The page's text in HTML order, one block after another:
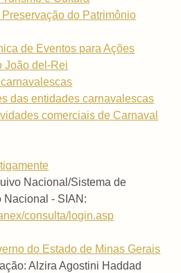
do Patrimônio
de Eventos para Ações
João del-Rei
das entidades carnavalescas
comerciais de Carnaval
Nacional/Sistema de
Nacional - SIAN:
consulta/login.asp
do Estado de Minas Gerais
Alzira Agostini Haddad